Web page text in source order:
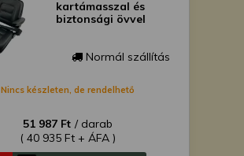
kartámasszal és
biztonsági övvel
Normál szállítás
Nincs készleten, de rendelhető
51 987 Ft / darab
( 40 935 Ft + ÁFA )